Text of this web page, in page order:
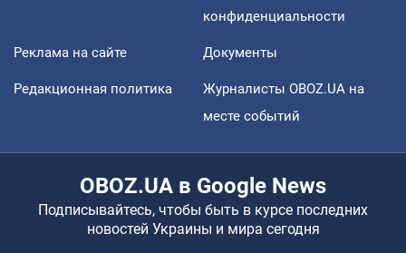
конфиденциальности
Реклама на сайте Документы
Редакционная политика
Журналисты OBOZ.UA на
месте событий
OBOZ.UA в Google News
Подписывайтесь, чтобы быть в курсе последних
новостей Украины и мира сегодня